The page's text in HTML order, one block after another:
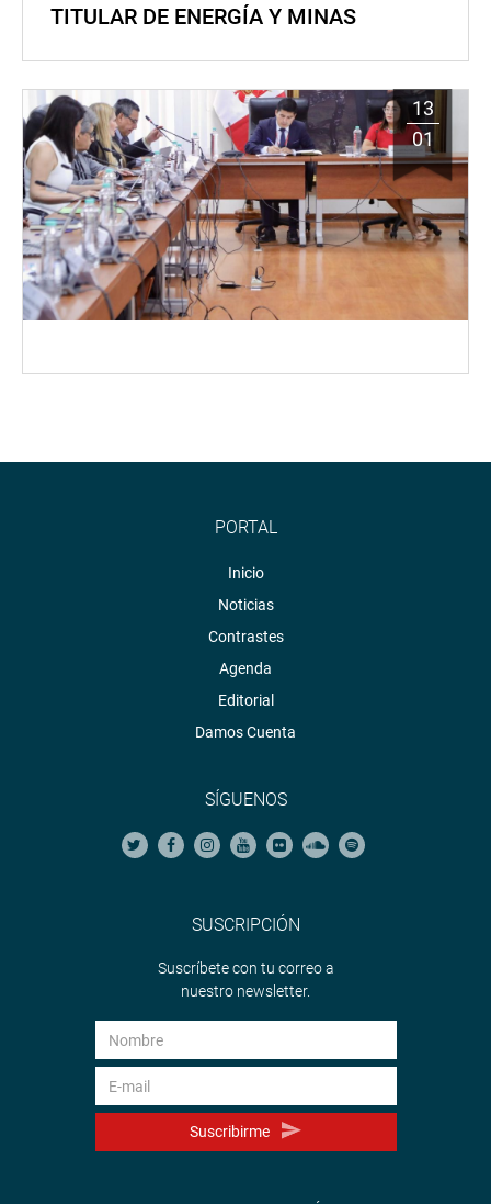
TITULAR DE ENERGÍA Y MINAS
13
01
PORTAL
Inicio
Noticias
Contrastes
Agenda
Editorial
Damos Cuenta
SÍGUENOS
SUSCRIPCIÓN
Suscríbete con tu correo a
nuestro newsletter.
Suscribirme